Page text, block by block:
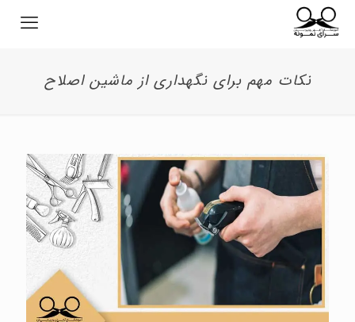
نکات مهم برای نگهداری از ماشین اصلاح